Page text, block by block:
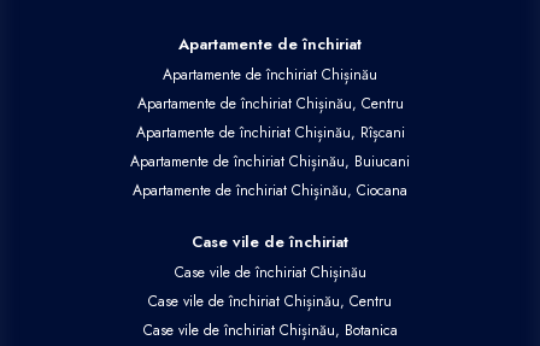
Apartamente de închiriat
Apartamente de închiriat Chișinău
Apartamente de închiriat Chișinău, Centru
Apartamente de închiriat Chișinău, Rîșcani
Apartamente de închiriat Chișinău, Buiucani
Apartamente de închiriat Chișinău, Ciocana
Case vile de închiriat
Case vile de închiriat Chișinău
Case vile de închiriat Chișinău, Centru
Case vile de închiriat Chișinău, Botanica